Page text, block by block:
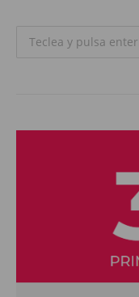
Search: